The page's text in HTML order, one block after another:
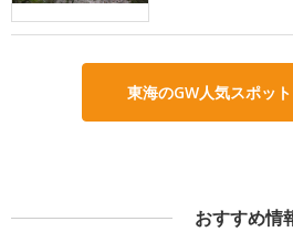
東海のGW人気スポッ
おすすめ情